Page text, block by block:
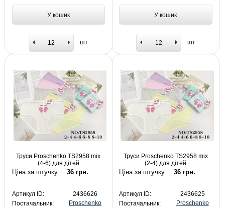
У кошик
шт
У кошик
шт
Труси Proschenko TS2958 mix
(4-6) для дітей
Ціна за штучку: 36 грн.
Артикул ID:
2436626
Постачальник:
Proschenko
Труси Proschenko TS2958 mix
(2-4) для дітей
Ціна за штучку: 36 грн.
Артикул ID:
2436625
Постачальник:
Proschenko